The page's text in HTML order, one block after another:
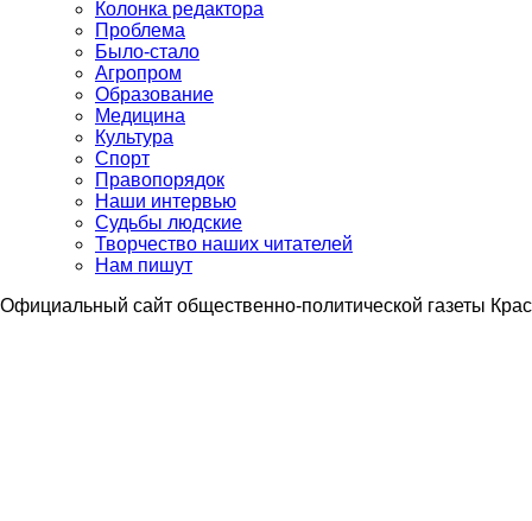
Колонка редактора
Проблема
Было-стало
Агропром
Образование
Медицина
Культура
Спорт
Правопорядок
Наши интервью
Судьбы людские
Творчество наших читателей
Нам пишут
Официальный сайт общественно-политической газеты